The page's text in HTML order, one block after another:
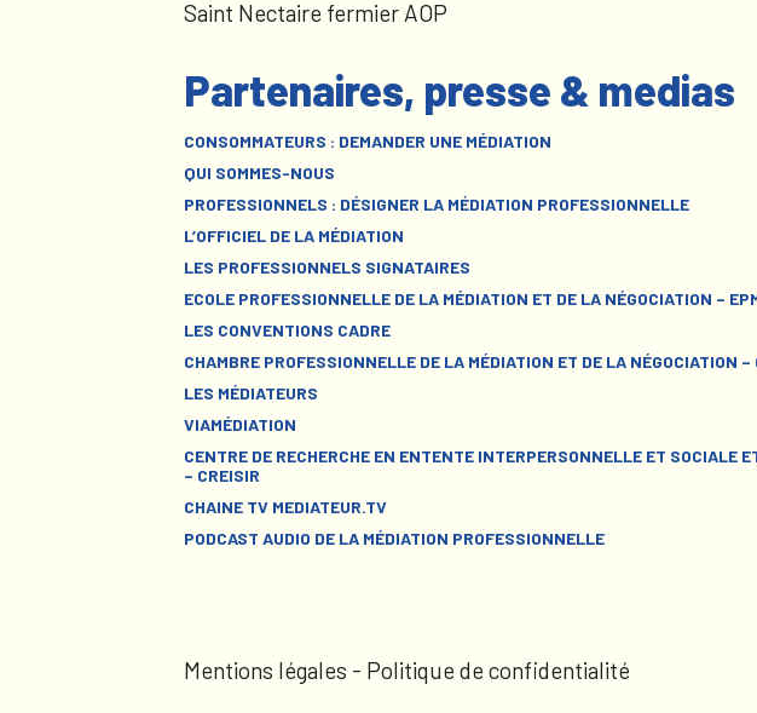
Saint Nectaire fermier AOP
Partenaires, presse & medias
CONSOMMATEURS : DEMANDER UNE MÉDIATION
QUI SOMMES-NOUS
PROFESSIONNELS : DÉSIGNER LA MÉDIATION PROFESSIONNELLE
L’OFFICIEL DE LA MÉDIATION
LES PROFESSIONNELS SIGNATAIRES
ECOLE PROFESSIONNELLE DE LA MÉDIATION ET DE LA NÉGOCIATION –
LES CONVENTIONS CADRE
CHAMBRE PROFESSIONNELLE DE LA MÉDIATION ET DE LA NÉGOCIATION –
LES MÉDIATEURS
VIAMÉDIATION
CENTRE DE RECHERCHE EN ENTENTE INTERPERSONNELLE ET SOCIALE
– CREISIR
CHAINE TV MEDIATEUR.TV
PODCAST AUDIO DE LA MÉDIATION PROFESSIONNELLE
Mentions légales - Politique de confidentialité